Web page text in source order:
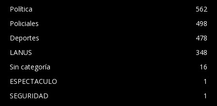
Política
562
Policiales
498
Deportes
478
LANUS
348
Sin categoría
16
ESPECTACULO
1
SEGURIDAD
1